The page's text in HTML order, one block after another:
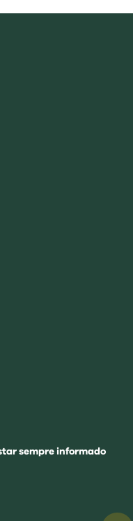
sempre informado